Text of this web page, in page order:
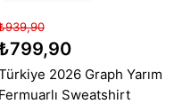
₺799,90
2026 Graph Yarım
Fermuarlı Sweatshirt